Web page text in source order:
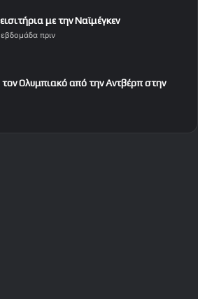
με την Ναϊμέγκεν
εβδομάδα πριν
Ολυμπιακό από την Αντβέρπ στην